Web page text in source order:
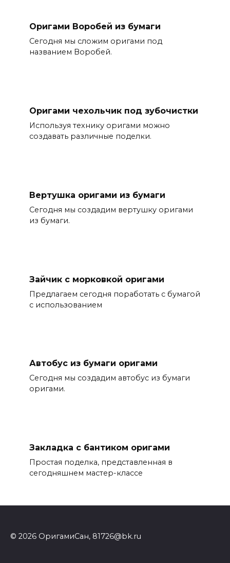
Оригами Воробей из бумаги
Сегодня мы сложим оригами под
названием Воробей.
Оригами чехольчик под зубочистки
Используя технику оригами можно
создавать различные поделки.
Вертушка оригами из бумаги
Сегодня мы создадим вертушку оригами
из бумаги.
Зайчик с морковкой оригами
Предлагаем сегодня поработать с бумагой
с использованием
Автобус из бумаги оригами
Сегодня мы создадим автобус из бумаги
оригами.
Закладка с бантиком оригами
Простая поделка, представленная в
сегодняшнем мастер-классе
© 2026 ОригамиСан, 81726@bk.ru